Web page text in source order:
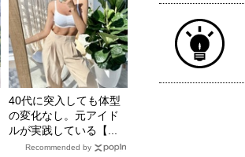
40代に突入しても体型
の変化なし。元アイド
ルが実践している【...
Recommended by